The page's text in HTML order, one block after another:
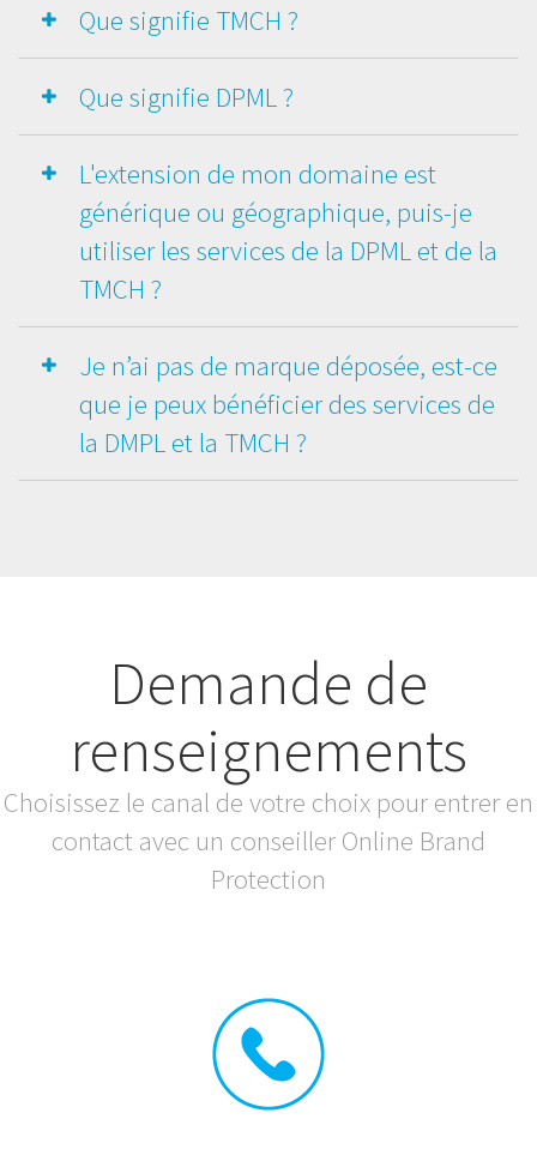
Que signifie TMCH ?
Que signifie DPML ?
L'extension de mon domaine est
générique ou géographique, puis-je
utiliser les services de la DPML et de la
TMCH ?
Je n’ai pas de marque déposée, est-ce
que je peux bénéficier des services de
la DMPL et la TMCH ?
Demande de
renseignements
Choisissez le canal de votre choix pour entrer en
contact avec un conseiller Online Brand
Protection